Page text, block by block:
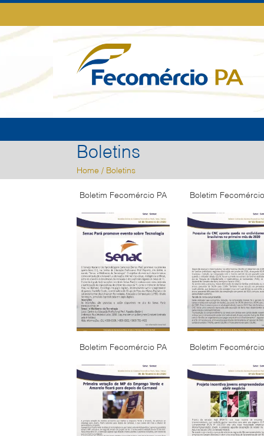
Boletins
Home / Boletins
Boletim Fecomércio PA Boletim
Boletim Fecomércio PA Boletim